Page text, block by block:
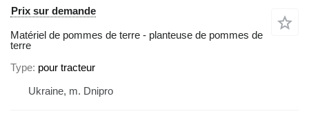
Prix sur demande
Matériel de pommes de terre - planteuse de pommes de
terre
Type pour tracteur
Ukraine, m. Dnipro